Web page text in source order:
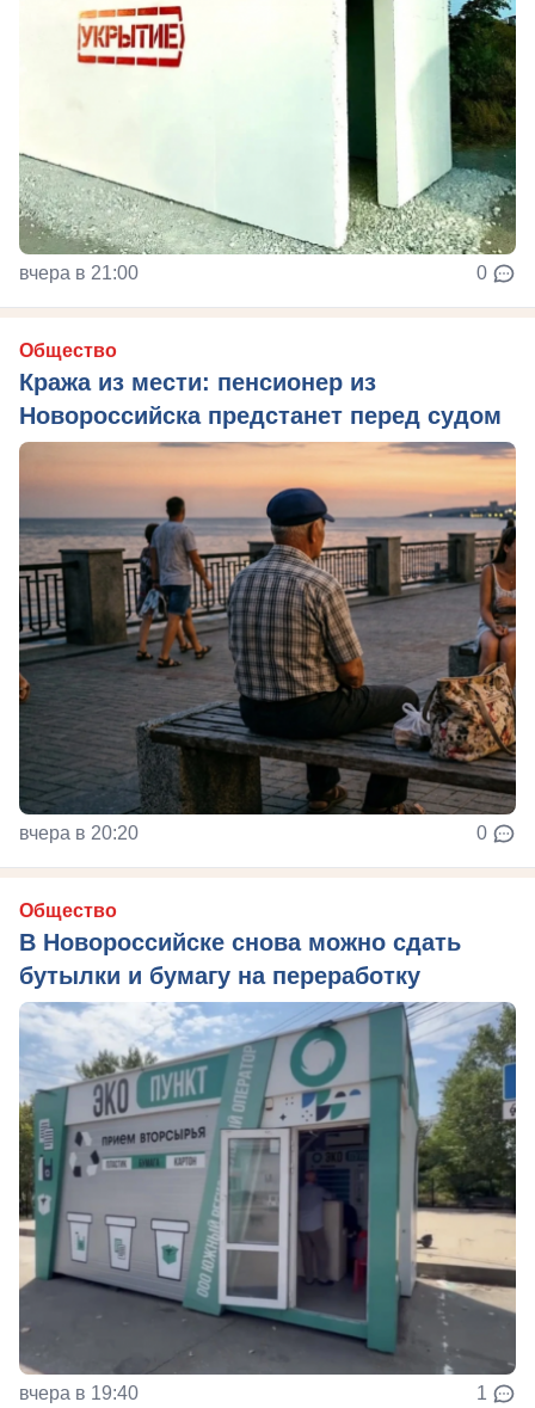
вчера в 21:00 0
Общество
Кража из мести: пенсионер из
Новороссийска предстанет перед судом
вчера в 20:20 0
Общество
В Новороссийске снова можно сдать
бутылки и бумагу на переработку
вчера в 19:40 1